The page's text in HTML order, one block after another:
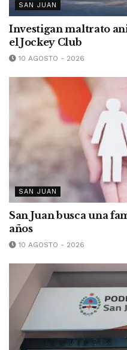
SAN JUAN
Investigan maltrato
el Jockey Club
10 AGOSTO - 2026
SAN JUAN
San Juan busca una
años
10 AGOSTO - 2026